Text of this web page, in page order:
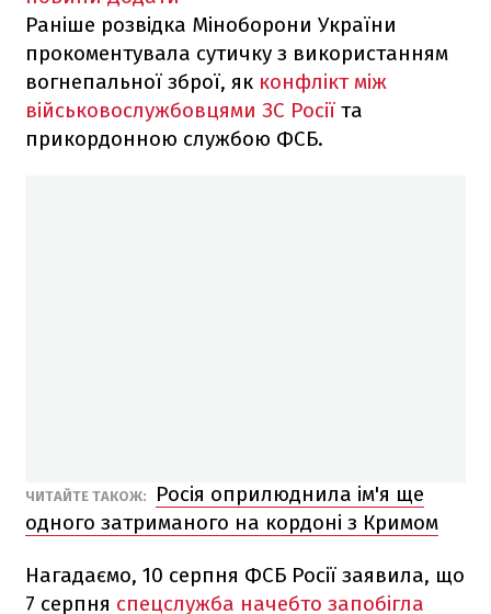
Раніше розвідка Міноборони України
прокоментувала сутичку з використанням
вогнепальної зброї, як конфлікт між
військовослужбовцями ЗС Росії та
прикордонною службою ФСБ.
ЧИТАЙТЕ ТАКОЖ:
Росія оприлюднила ім'я ще
одного затриманого на кордоні з Кримом
Нагадаємо, 10 серпня ФСБ Росії заявила, що
7 серпня спецслужба начебто запобігла